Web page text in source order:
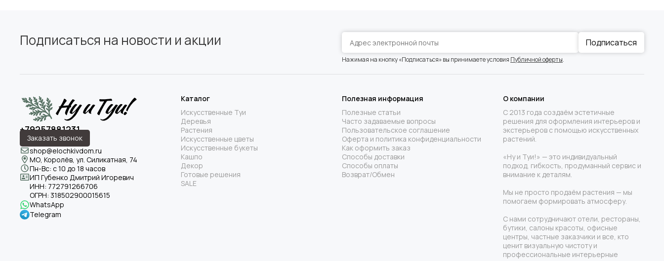
Подписаться на новости и акции Подписаться
Нажимая на кнопку «Подписаться» вы принимаете условия Публичной оферты.
+79257881231
Заказать звонок
shop@elochkivdom.ru
МО, Королёв, ул. Силикатная, 74
Пн-Вс: с 10 до 18 часов
ИП Губенко Дмитрий Игоревич
ИНН: 772791266706
ОГРН: 318502900015615
WhatsApp
Telegram
Каталог
Искусственные Туи
Деревья
Растения
Искусственные цветы
Искусственные букеты
Кашпо
Декор
Готовые решения
SALE
Полезная информация
Полезные статьи
Часто задаваемые вопросы
Пользовательское соглашение
Оферта и политика конфиденциальности
Как оформить заказ
Способы доставки
Способы оплаты
Возврат/Обмен
О компании
С 2013 года создаём эстетичные
решения для оформления интерьеров и
экстерьеров с помощью искусственных
растений.
«Ну и Туи!» — это индивидуальный
подход, гибкость, продуманный сервис и
внимание к деталям.
Мы не просто продаём растения — мы
помогаем формировать атмосферу.
С нами сотрудничают отели, рестораны,
бутики, салоны красоты, офисные
центры, частные заказчики и все, кто
ценит визуальную чистоту и
профессиональные интерьерные